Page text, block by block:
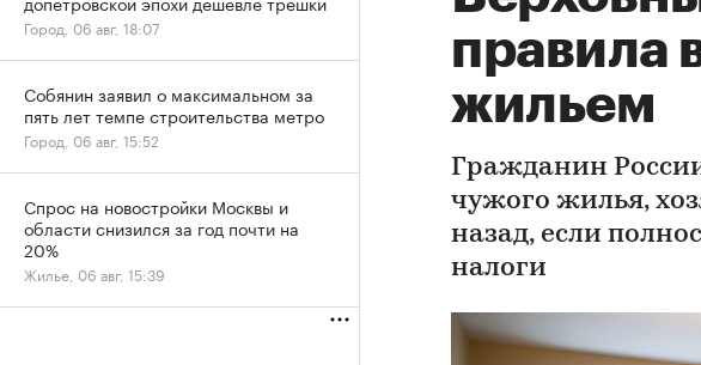
правила
жильем
Гражданин
чужого жилья,
назад, если
налоги
Город, 06 авг, 18:07
Собянин заявил о максимальном за
пять лет темпе строительства метро
Город, 06 авг, 15:52
Спрос на новостройки Москвы и
области снизился за год почти на
20%
Жилье, 06 авг, 15:39